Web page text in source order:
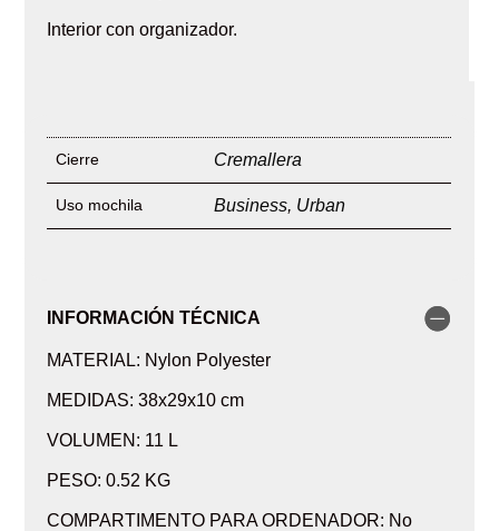
Interior con organizador.
Cierre Cremallera
Uso mochila Business, Urban
INFORMACIÓN TÉCNICA
MATERIAL: Nylon Polyester
MEDIDAS: 38x29x10 cm
VOLUMEN: 11 L
PESO: 0.52 KG
COMPARTIMENTO PARA ORDENADOR: No